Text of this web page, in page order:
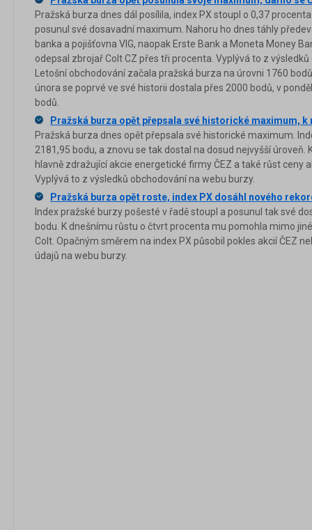
Pražská burza dnes dál posílila, index PX stoupl o 0,37
posunul své dosavadní maximum. Nahoru ho dnes táhly
banka a pojišťovna VIG, naopak Erste Bank a Moneta Money
odepsal zbrojař Colt CZ přes tři procenta. Vyplývá to z
Letošní obchodování začala pražská burza na úrovni 1760
února se poprvé ve své historii dostala přes 2000 bodů, v
bodů.
Pražská burza opět přepsala své historické maximum, k
Pražská burza dnes opět přepsala své historické maximum.
2181,95 bodu, a znovu se tak dostal na dosud nejvyšší úroveň.
hlavně zdražující akcie energetické firmy ČEZ a také růst ceny
Vyplývá to z výsledků obchodování na webu burzy.
Pražská burza opět roste, index PX dosáhl nového
Index pražské burzy pošesté v řadě stoupl a posunul tak své
bodu. K dnešnímu růstu o čtvrt procenta mu pomohla mimo
Colt. Opačným směrem na index PX působil pokles akcií ČEZ
údajů na webu burzy.